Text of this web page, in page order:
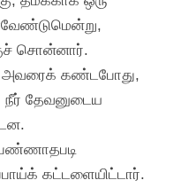
சொன்னார்.
அவரைக் கண்டபோது,
நீர் தேவனுடைய
கட்டளையிட்டார்.